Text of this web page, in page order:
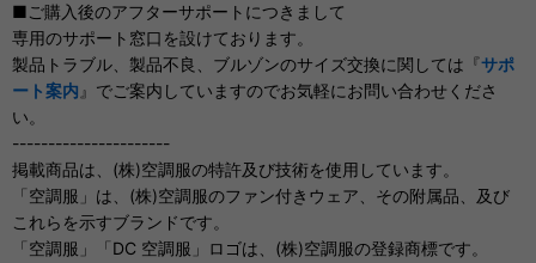
■ご購入後のアフターサポートにつきまして
専用のサポート窓口を設けております。
製品トラブル、製品不良、ブルゾンのサイズ交換に関しては『サポ
ート案内 』でご案内していますのでお気軽にお問い合わせくださ
い。
----------------------
掲載商品は、(株)空調服の特許及び技術を使用しています。
「空調服」は、(株)空調服のファン付きウェア、その附属品、及び
これらを示すブランドです。
「空調服」「DC 空調服」ロゴは、(株)空調服の登録商標です。